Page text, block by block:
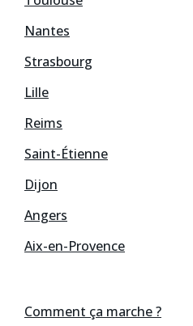
Nantes
Strasbourg
Lille
Reims
Saint-Étienne
Dijon
Angers
Aix-en-Provence
disponibles
Comment ça marche ?